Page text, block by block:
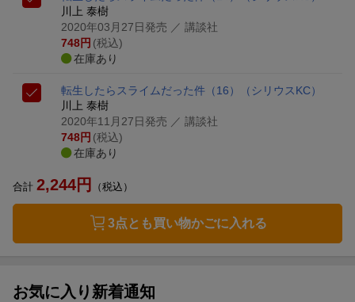
川上 泰樹
2020年03月27日発売 ／ 講談社
748円 (税込)
在庫あり
転生したらスライムだった件（16）
（シリウスKC）
川上 泰樹
2020年11月27日発売 ／ 講談社
748円 (税込)
在庫あり
合計 2,244円 （税込）
3点とも買い物かごに入れる
お気に入り新着通知